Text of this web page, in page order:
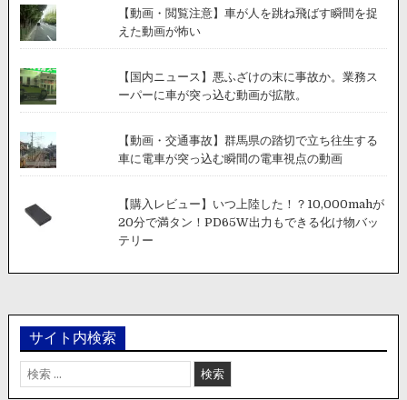
【動画・閲覧注意】車が人を跳ね飛ばす瞬間を捉
えた動画が怖い
【国内ニュース】悪ふざけの末に事故か。業務ス
ーパーに車が突っ込む動画が拡散。
【動画・交通事故】群馬県の踏切で立ち往生する
車に電車が突っ込む瞬間の電車視点の動画
【購入レビュー】いつ上陸した！？10,000mahが
20分で満タン！PD65W出力もできる化け物バッ
テリー
サイト内検索
検
索: